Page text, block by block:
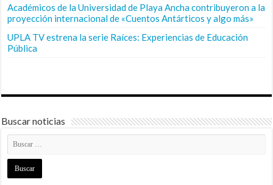
Académicos de la Universidad de Playa Ancha contribuyeron a la
proyección internacional de «Cuentos Antárticos y algo más»
UPLA TV estrena la serie Raíces: Experiencias de Educación
Pública
Buscar noticias